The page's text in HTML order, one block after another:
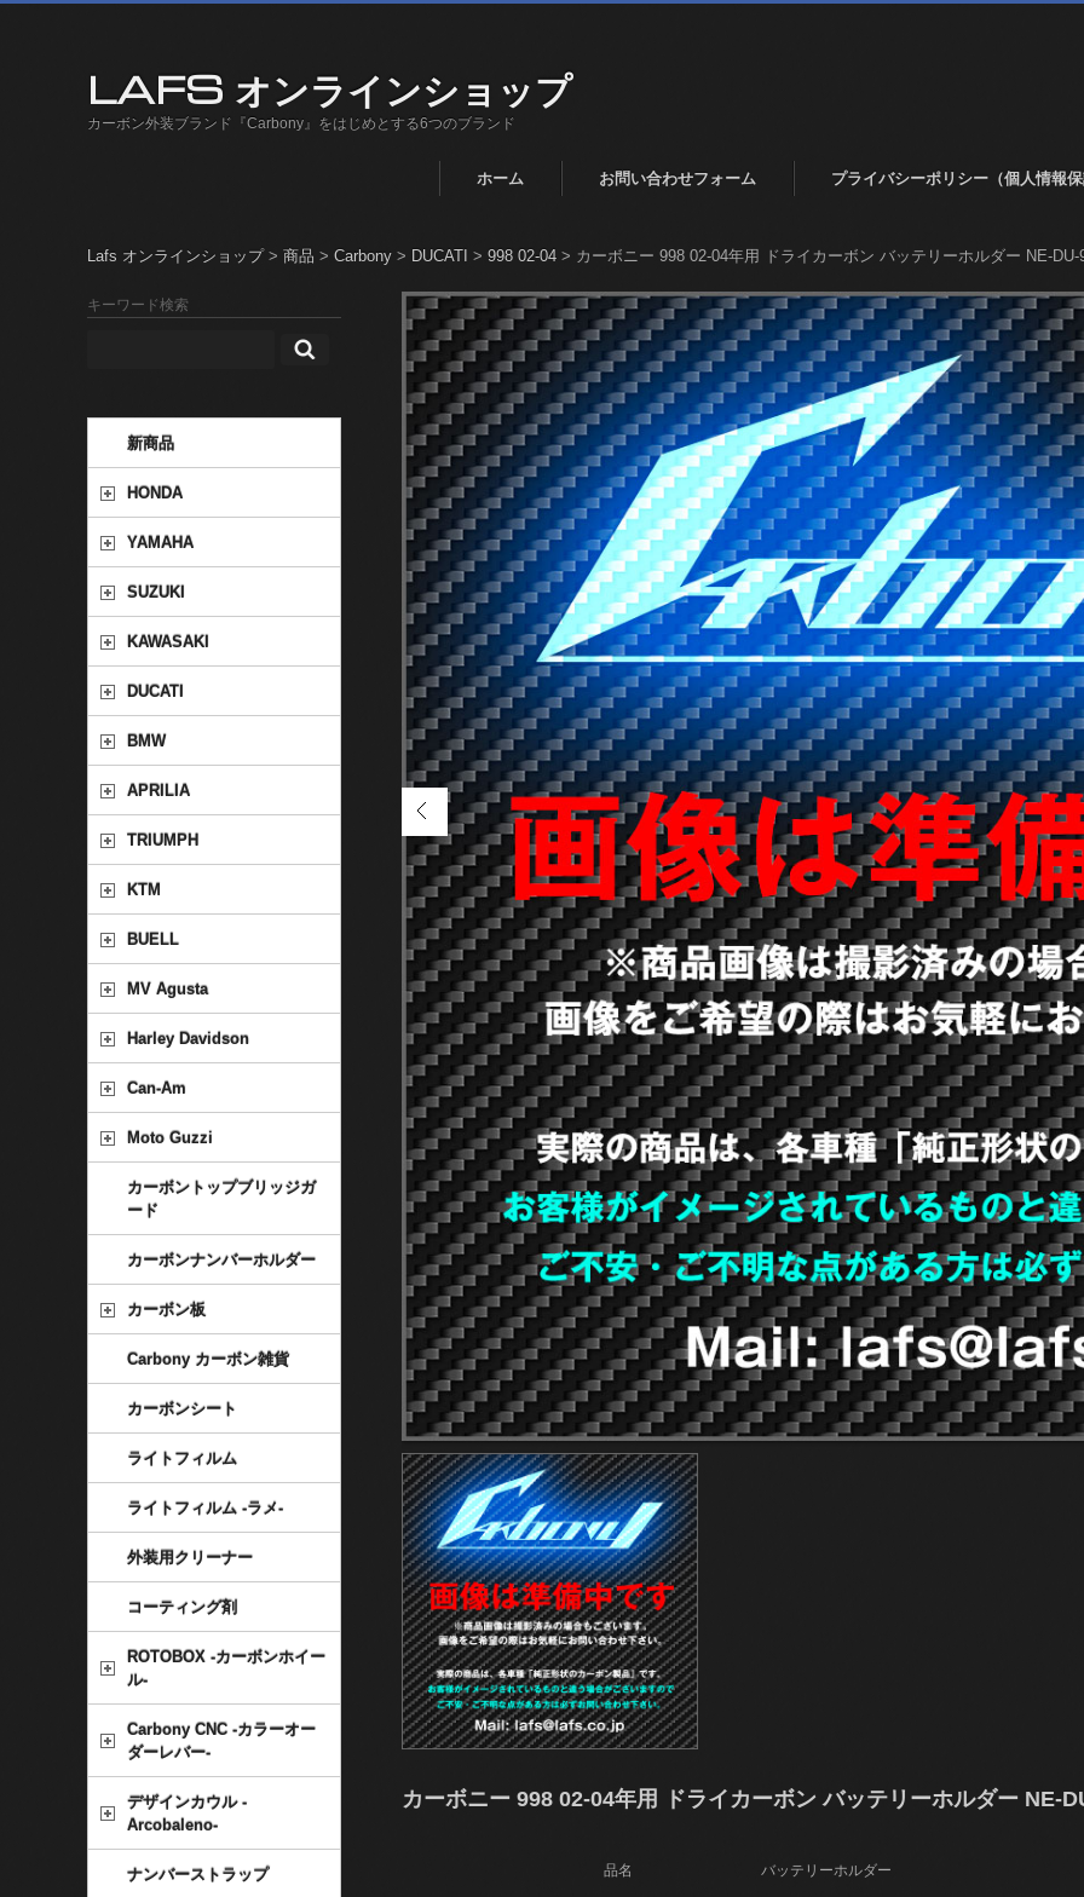
LAFS オンラインショップ
カーボン外装ブランド『Carbony』をはじめとする6つのブランド
ホーム お問い合わせフォーム プライバシーポリシー（個人情報
Lafs オンラインショップ> 商品 > Carbony > DUCATI > 998 02-04 > カーボニー 998 02-04年用 ドライカーボン バッテリーホルダー NE-DU-
カーボニー 998 02-04年用 ドライカーボン バッテリーホルダー NE-
品名 バッテリーホルダー
キーワード検索
新商品
HONDA
YAMAHA
SUZUKI
KAWASAKI
DUCATI
BMW
APRILIA
TRIUMPH
KTM
BUELL
MV Agusta
Harley Davidson
Can-Am
Moto Guzzi
カーボントップブリッジガ
ード
カーボンナンバーホルダー
カーボン板
Carbony カーボン雑貨
カーボンシート
ライトフィルム
ライトフィルム -ラメ-
外装用クリーナー
コーティング剤
ROTOBOX -カーボンホイー
ル-
Carbony CNC -カラーオー
ダーレバー-
デザインカウル -
Arcobaleno-
ナンバーストラップ